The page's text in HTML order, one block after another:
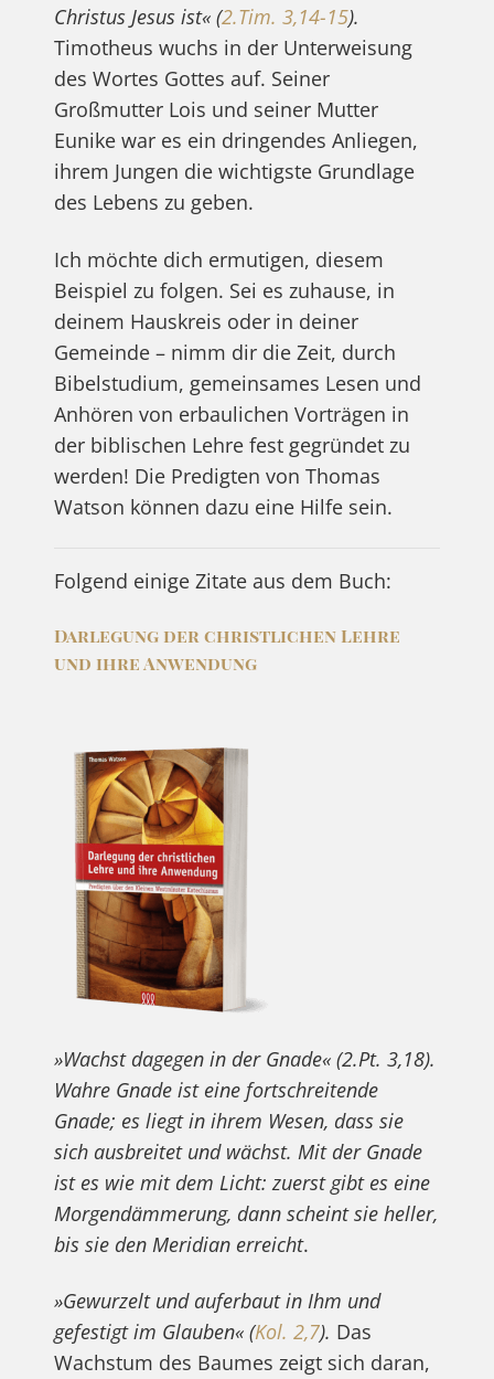
Christus Jesus ist« (2.Tim. 3,14-15).
‬‬‬Timotheus wuchs in der Unterweisung
des Wortes Gottes auf. Seiner
Großmutter Lois und seiner Mutter
Eunike war es ein dringendes Anliegen,
ihrem Jungen die wichtigste Grundlage
des Lebens zu geben.
Ich möchte dich ermutigen, diesem
Beispiel zu folgen. Sei es zuhause, in
deinem Hauskreis oder in deiner
Gemeinde – nimm dir die Zeit, durch
Bibelstudium, gemeinsames Lesen und
Anhören von erbaulichen Vorträgen in
der biblischen Lehre fest gegründet zu
werden! Die Predigten von Thomas
Watson können dazu eine Hilfe sein.
Folgend einige Zitate aus dem Buch:
Darlegung der christlichen Lehre
und ihre Anwendung
»Wachst dagegen in der Gnade« (2.Pt. 3,18).
Wahre Gnade ist eine fortschreitende
Gnade; es liegt in ihrem Wesen, dass sie
sich ausbreitet und wächst. Mit der Gnade
ist es wie mit dem Licht: zuerst gibt es eine
Morgendämmerung, dann scheint sie heller,
bis sie den Meridian erreicht.
»Gewurzelt und auferbaut in Ihm und
gefestigt im Glauben« (Kol. 2,7). Das
Wachstum des Baumes zeigt sich daran,